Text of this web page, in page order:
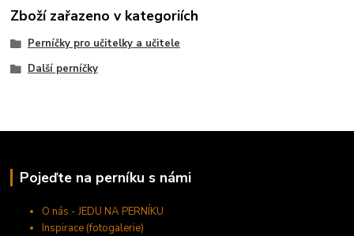
Zboží zařazeno v kategoriích
Perníčky pro učitelky a učitele
Další perníčky
Pojeďte na perníku s námi
O nás - JEDU NA PERNÍKU
Inspirace (fotogalerie)